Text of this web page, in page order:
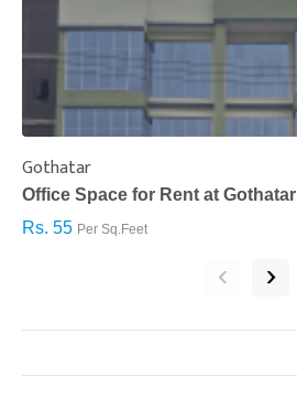
Gothatar
Office Space for Rent at Gothatar
Rs. 55 Per Sq.Feet
‹ ›